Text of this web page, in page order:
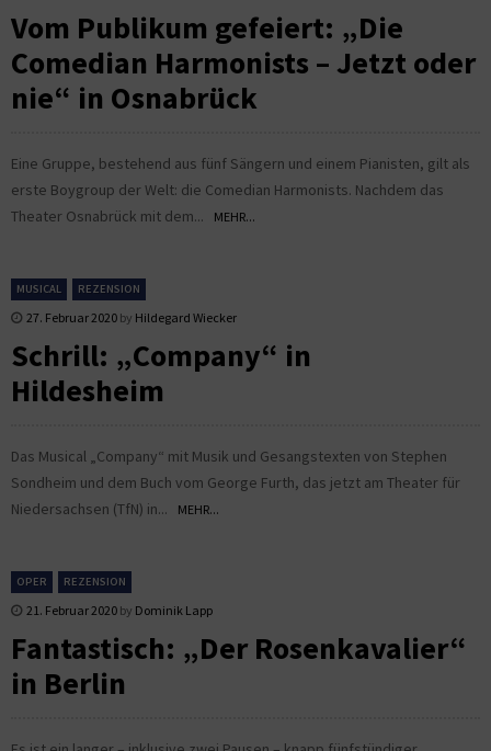
Vom Publikum gefeiert: „Die
Comedian Harmonists – Jetzt oder
nie“ in Osnabrück
Eine Gruppe, bestehend aus fünf Sängern und einem Pianisten, gilt als
erste Boygroup der Welt: die Comedian Harmonists. Nachdem das
Theater Osnabrück mit dem...
MEHR...
MUSICAL REZENSION
27. Februar 2020 by Hildegard Wiecker
Schrill: „Company“ in
Hildesheim
Das Musical „Company“ mit Musik und Gesangstexten von Stephen
Sondheim und dem Buch vom George Furth, das jetzt am Theater für
Niedersachsen (TfN) in...
MEHR...
OPER REZENSION
21. Februar 2020 by Dominik Lapp
Fantastisch: „Der Rosenkavalier“
in Berlin